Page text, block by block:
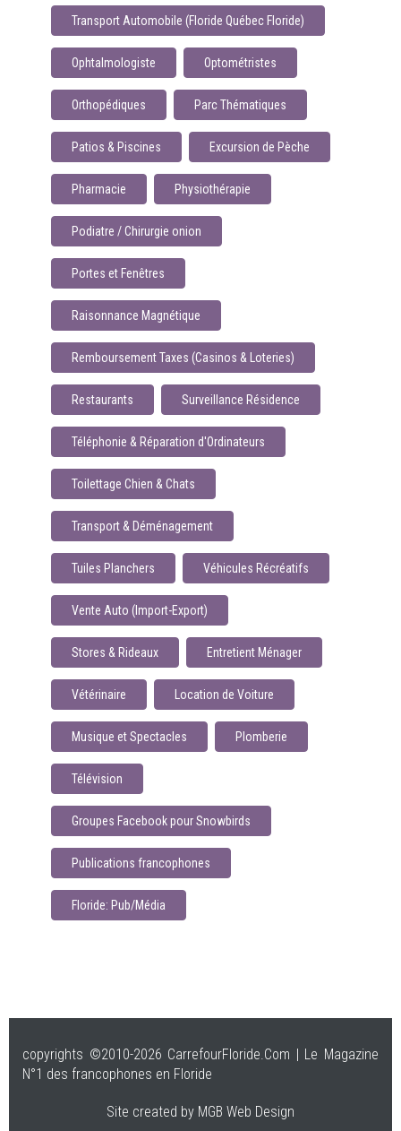
Transport Automobile (Floride Québec Floride)
Ophtalmologiste Optométristes
Orthopédiques Parc Thématiques
Patios & Piscines Excursion de Pèche
Pharmacie Physiothérapie
Podiatre / Chirurgie onion
Portes et Fenêtres
Raisonnance Magnétique
Remboursement Taxes (Casinos & Loteries)
Restaurants Surveillance Résidence
Téléphonie & Réparation d'Ordinateurs
Toilettage Chien & Chats
Transport & Déménagement
Tuiles Planchers Véhicules Récréatifs
Vente Auto (Import-Export)
Stores & Rideaux Entretient Ménager
Vétérinaire Location de Voiture
Musique et Spectacles Plomberie
Télévision
Groupes Facebook pour Snowbirds
Publications francophones
Floride: Pub/Média
copyrights ©2010-2026 CarrefourFloride.Com | Le Magazine
N°1 des francophones en Floride
Site created by MGB Web Design